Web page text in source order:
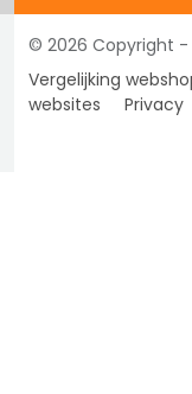
© 2026 Copyright
Vergelijking
websites
Privacy